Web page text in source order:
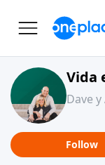
Vida
Dave
Follow